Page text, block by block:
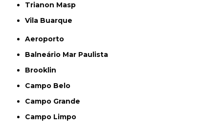
Trianon Masp
Vila Buarque
Aeroporto
Balneário Mar Paulista
Brooklin
Campo Belo
Campo Grande
Campo Limpo